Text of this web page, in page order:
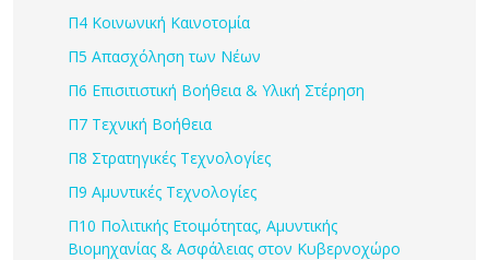
Π4 Κοινωνική Καινοτομία
Π5 Απασχόληση των Νέων
Π6 Επισιτιστική Βοήθεια & Υλική Στέρηση
Π7 Τεχνική Βοήθεια
Π8 Στρατηγικές Τεχνολογίες
Π9 Αμυντικές Τεχνολογίες
Π10 Πολιτικής Ετοιμότητας, Αμυντικής
Βιομηχανίας & Ασφάλειας στον Κυβερνοχώρο